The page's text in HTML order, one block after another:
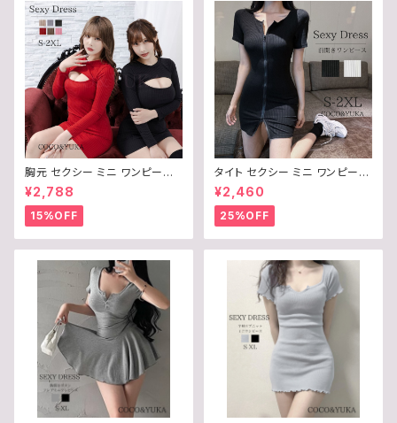
胸元 セクシー ミニ ワンピース
タイト 胸 あき 開き ニット 長袖
ボディコン / COCO&YUKA /
赤 / 黒 / 灰 / 薄茶 / 桃 / 茶 / レ
ッド / ブラック / グレー / ベージ
ュ / ピンク / ブラウン / 選べる
6Color / S / Ｍ / L / B0CL9X
23G6
¥2,788
15%OFF
タイト セクシー ミニ ワンピース
胸元 ジップ 半袖 レディース 前
開き / COCO&YUKA / 黒 / 白
/ ブラック / ホワイト / S / M / L
/ B09679Z598
¥2,460
25%OFF